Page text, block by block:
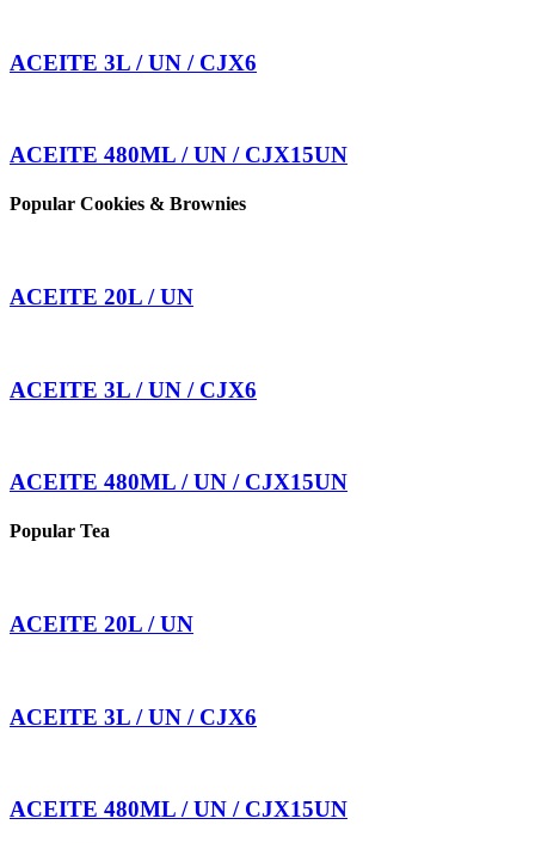
ACEITE 3L / UN / CJX6
ACEITE 480ML / UN / CJX15UN
Popular Cookies & Brownies
ACEITE 20L / UN
ACEITE 3L / UN / CJX6
ACEITE 480ML / UN / CJX15UN
Popular Tea
ACEITE 20L / UN
ACEITE 3L / UN / CJX6
ACEITE 480ML / UN / CJX15UN